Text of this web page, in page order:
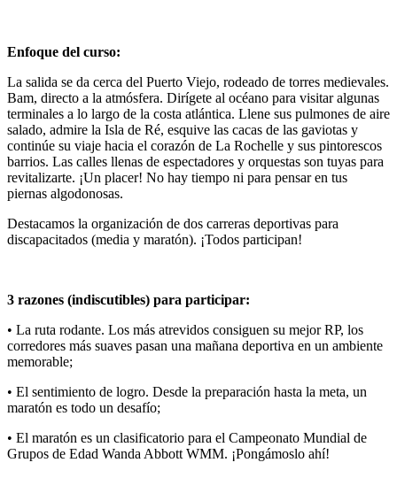
Enfoque del curso:
La salida se da cerca del Puerto Viejo, rodeado de torres medievales.
Bam, directo a la atmósfera. Dirígete al océano para visitar algunas
terminales a lo largo de la costa atlántica. Llene sus pulmones de aire
salado, admire la Isla de Ré, esquive las cacas de las gaviotas y
continúe su viaje hacia el corazón de La Rochelle y sus pintorescos
barrios. Las calles llenas de espectadores y orquestas son tuyas para
revitalizarte. ¡Un placer! No hay tiempo ni para pensar en tus
piernas algodonosas.
Destacamos la organización de dos carreras deportivas para
discapacitados (media y maratón). ¡Todos participan!
3 razones (indiscutibles) para participar:
• La ruta rodante. Los más atrevidos consiguen su mejor RP, los
corredores más suaves pasan una mañana deportiva en un ambiente
memorable;
• El sentimiento de logro. Desde la preparación hasta la meta, un
maratón es todo un desafío;
• El maratón es un clasificatorio para el Campeonato Mundial de
Grupos de Edad Wanda Abbott WMM. ¡Pongámoslo ahí!